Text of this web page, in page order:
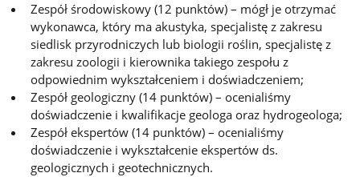
Zespół środowiskowy (12 punktów) – mógł je otrzymać
wykonawca, który ma akustyka, specjalistę z zakresu
siedlisk przyrodniczych lub biologii roślin, specjalistę z
zakresu zoologii i kierownika takiego zespołu z
odpowiednim wykształceniem i doświadczeniem;
Zespół geologiczny (14 punktów) – ocenialiśmy
doświadczenie i kwalifikacje geologa oraz hydrogeologa;
Zespół ekspertów (14 punktów) – ocenialiśmy
doświadczenie i wykształcenie ekspertów ds.
geologicznych i geotechnicznych.